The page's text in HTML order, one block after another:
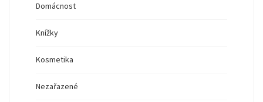
Domácnost
Knížky
Kosmetika
Nezařazené